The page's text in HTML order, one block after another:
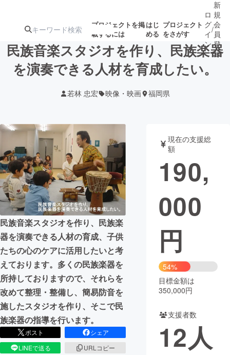
プロジェクトを掲
載するには
はじ
める
プロジェクト
をさがす
注目のリ
ターン
注目の新着プロ
ジェクト
募集終了が近いプ
ロジェクト
アート・写真 音楽
テクノロジー・ガジェット ゲーム・サ
映像・映画
ビジネス・起業
まちづくり・地域活性化
CAMPFIRE for Social Good
CAMPFIRE Creation
CAMPFIREふるさと納税machi-ya コミュニティ
ロ
グ
イ
ン
/
新
規
会
員
登
録
民族音楽スタジオを作り、民族楽器
を演奏できる人材を育成したい。
若林 忠宏 映像・映画 福岡県
民族音楽スタジオを作り、民族楽
器を演奏できる人材の育成、子供
たちの心のケアに活用したいと考
えております。多くの民族楽器を
所持しておりますので、それらを
改めて整理・整備し、簡易防音を
施したスタジオを作り、そこで民
族楽器の指導を行います。
ポスト
シェア
LINEで送る
URLコピー
現在の支援総
額
190,
000
円
54%
目標金額は
350,000円
支援者数
12人